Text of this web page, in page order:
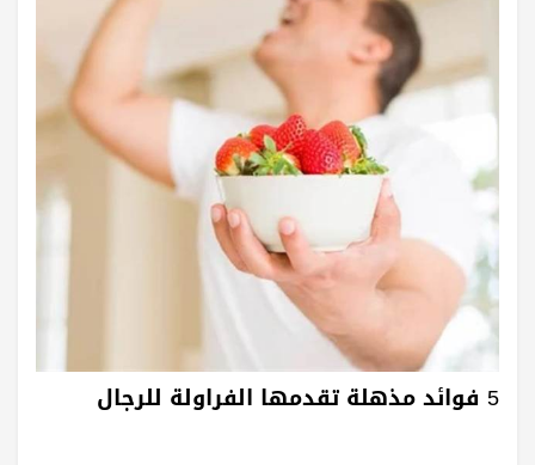
5 فوائد مذهلة تقدمها الفراولة للرجال